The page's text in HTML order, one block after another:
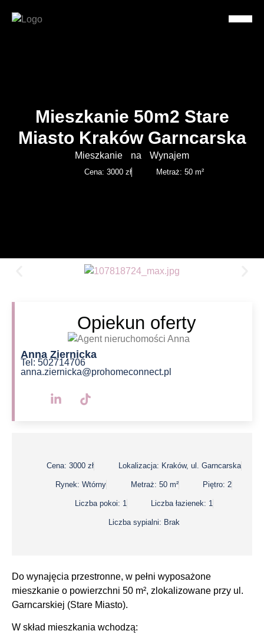
Mieszkanie 50m2 Stare
Miasto Kraków Garncarska
Mieszkanie na Wynajem
Cena: 3000 zł Metraż: 50 m²
Opiekun oferty
Anna Ziernicka
Tel: 502714706
anna.ziernicka@prohomeconnect.pl
Cena: 3000 zł Lokalizacja: Kraków, ul. Garncarska
Rynek: Wtórny Metraż: 50 m² Piętro: 2
Liczba pokoi: 1 Liczba łazienek: 1
Liczba sypialni: Brak
Do wynajęcia przestronne, w pełni wyposażone
mieszkanie o powierzchni 50 m², zlokalizowane przy ul.
Garncarskiej (Stare Miasto).
W skład mieszkania wchodzą: